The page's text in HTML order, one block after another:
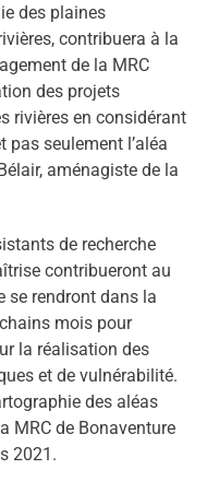
des plaines
contribuera à la
de la MRC
des projets
rivières en considérant
pas seulement l’aléa
aménagiste de la
de recherche
contribueront au
se rendront dans la
mois pour
la réalisation des
et de vulnérabilité.
des aléas
MRC de Bonaventure
2021.